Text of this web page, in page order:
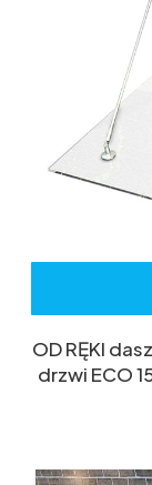
OD RĘKI
drzwi ECO